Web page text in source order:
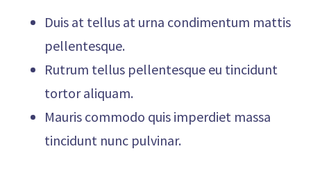
Duis at tellus at urna condimentum mattis
pellentesque.
Rutrum tellus pellentesque eu tincidunt
tortor aliquam.
Mauris commodo quis imperdiet massa
tincidunt nunc pulvinar.